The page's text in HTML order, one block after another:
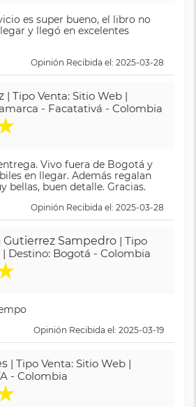
es super bueno, el libro no
y llegó en excelentes
Opinión Recibida el: 2025-03-28
| Tipo Venta: Sitio Web |
- Facatativá - Colombia
Vivo fuera de Bogotá y
en llegar. Además regalan
bellas, buen detalle. Gracias.
Opinión Recibida el: 2025-03-28
Gutierrez Sampedro | Tipo
Destino: Bogotá - Colombia
Opinión Recibida el: 2025-03-19
| Tipo Venta: Sitio Web |
- Colombia